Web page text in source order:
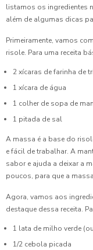
listamos os ingredientes
além de algumas dicas
Primeiramente, vamos
risole. Para uma receita
2 xícaras de farinha de
1 xícara de água
1 colher de sopa de
1 pitada de sal
A massa é a base do
e fácil de trabalhar. A
sabor e ajuda a deixar a
poucos, para que a
Agora, vamos aos
destaque dessa receita.
1 lata de milho verde
1/2 cebola picada